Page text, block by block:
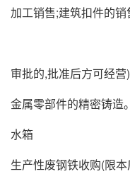
加工销售;建筑扣件的
审批的,批准后方可经营)
金属零部件的精密铸造。
水箱
生产性废钢铁收购(限本